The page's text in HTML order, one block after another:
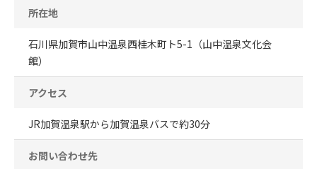
所在地
石川県加賀市山中温泉西桂木町ト5-1（山中温泉文化会
館）
アクセス
JR加賀温泉駅から加賀温泉バスで約30分
お問い合わせ先